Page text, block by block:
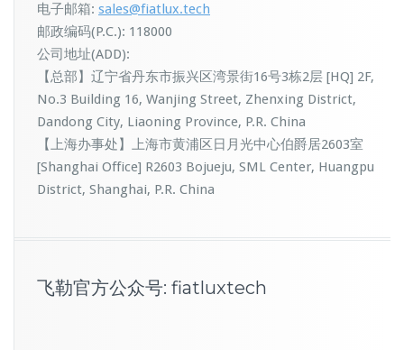
电子邮箱: sales@fiatlux.tech
邮政编码(P.C.): 118000
公司地址(ADD):
【总部】辽宁省丹东市振兴区湾景街16号3栋2层 [HQ] 2F,
No.3 Building 16, Wanjing Street, Zhenxing District,
Dandong City, Liaoning Province, P.R. China
【上海办事处】上海市黄浦区日月光中心伯爵居2603室
[Shanghai Office] R2603 Bojueju, SML Center, Huangpu
District, Shanghai, P.R. China
飞勒官方公众号: fiatluxtech